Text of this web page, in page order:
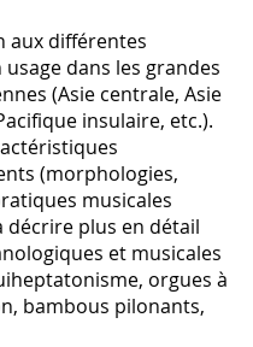
aux différentes
dans les grandes
(Asie centrale, Asie
insulaire, etc.).
(morphologies,
musicales
décrire plus en détail
et musicales
orgues à
bambous pilonants,